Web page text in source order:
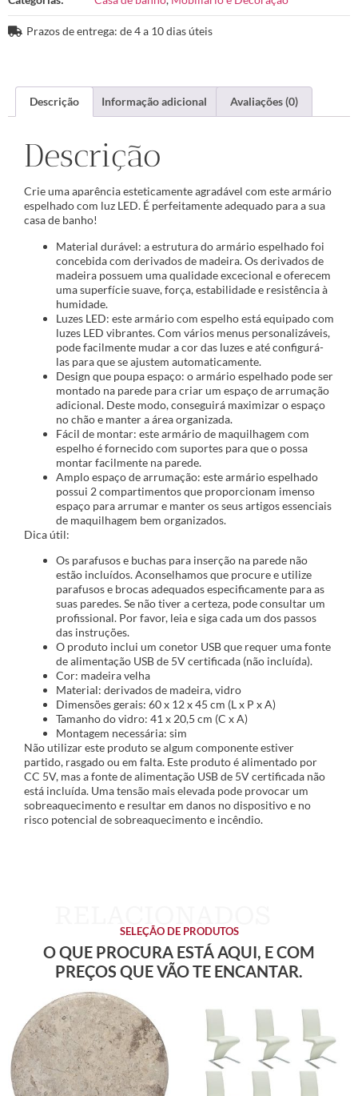
Prazos de entrega: de 4 a 10 dias úteis
Descrição Informação adicional Avaliações (0)
Descrição
Crie uma aparência esteticamente agradável com este armário
espelhado com luz LED. É perfeitamente adequado para a sua
casa de banho!
Material durável: a estrutura do armário espelhado foi
concebida com derivados de madeira. Os derivados de
madeira possuem uma qualidade excecional e oferecem
uma superfície suave, força, estabilidade e resistência à
humidade.
Luzes LED: este armário com espelho está equipado com
luzes LED vibrantes. Com vários menus personalizáveis,
pode facilmente mudar a cor das luzes e até configurá-
las para que se ajustem automaticamente.
Design que poupa espaço: o armário espelhado pode ser
montado na parede para criar um espaço de arrumação
adicional. Deste modo, conseguirá maximizar o espaço
no chão e manter a área organizada.
Fácil de montar: este armário de maquilhagem com
espelho é fornecido com suportes para que o possa
montar facilmente na parede.
Amplo espaço de arrumação: este armário espelhado
possui 2 compartimentos que proporcionam imenso
espaço para arrumar e manter os seus artigos essenciais
de maquilhagem bem organizados.
Dica útil:
Os parafusos e buchas para inserção na parede não
estão incluídos. Aconselhamos que procure e utilize
parafusos e brocas adequados especificamente para as
suas paredes. Se não tiver a certeza, pode consultar um
profissional. Por favor, leia e siga cada um dos passos
das instruções.
O produto inclui um conetor USB que requer uma fonte
de alimentação USB de 5V certificada (não incluída).
Cor: madeira velha
Material: derivados de madeira, vidro
Dimensões gerais: 60 x 12 x 45 cm (L x P x A)
Tamanho do vidro: 41 x 20,5 cm (C x A)
Montagem necessária: sim
Não utilizar este produto se algum componente estiver
partido, rasgado ou em falta. Este produto é alimentado por
CC 5V, mas a fonte de alimentação USB de 5V certificada não
está incluída. Uma tensão mais elevada pode provocar um
sobreaquecimento e resultar em danos no dispositivo e no
risco potencial de sobreaquecimento e incêndio.
SELEÇÃO DE PRODUTOS
O QUE PROCURA ESTÁ AQUI, E COM
PREÇOS QUE VÃO TE ENCANTAR.